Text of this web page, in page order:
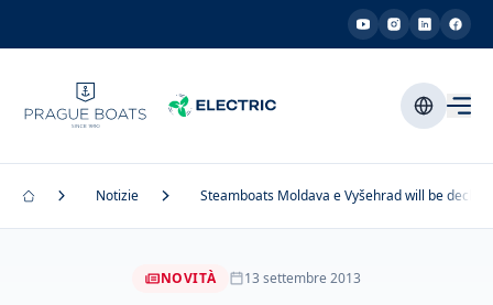
Notizie Steamboats Moldava e Vyšehrad will be
NOVITÀ 13 settembre 2013